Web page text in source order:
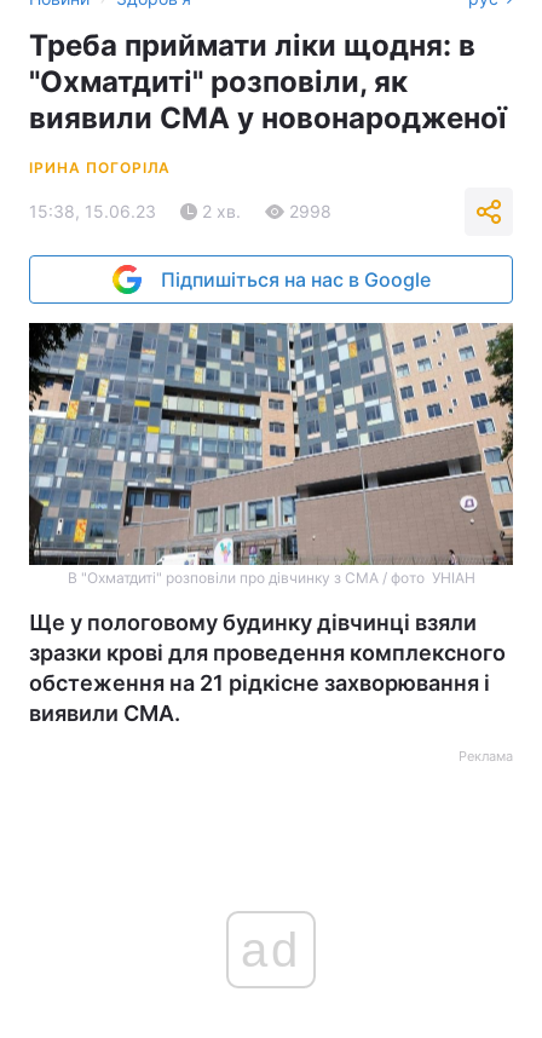
Треба приймати ліки щодня: в
"Охматдиті" розповіли, як
виявили СМА у новонародженої
ІРИНА ПОГОРІЛА
15:38, 15.06.23 2 хв. 2998
Підпишіться на нас в Google
В "Охматдиті" розповіли про дівчинку з СМА / фото УНІАН
Ще у пологовому будинку дівчинці взяли
зразки крові для проведення комплексного
обстеження на 21 рідкісне захворювання і
виявили СМА.
Реклама
ad